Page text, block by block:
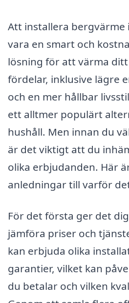
Att installera bergvärme
vara en smart och
lösning för att värma
fördelar, inklusive lägre
och en mer hållbar
ett alltmer populärt
hushåll. Men innan du
är det viktigt att du
olika erbjudanden. Här
anledningar till varför
För det första ger det
jämföra priser och
kan erbjuda olika
garantier, vilket kan
du betalar och vilken